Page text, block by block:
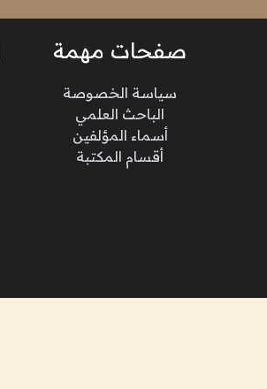
صفحات مهمة
سياسة الخصوصة
الباحث العلمي
أسماء المؤلفين
أقسام المكتبة